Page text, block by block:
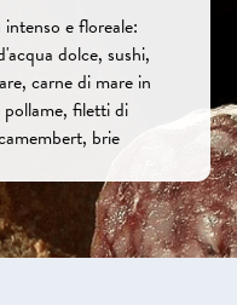
e floreale:
dolce, sushi,
carne di mare in
pollame, filetti di
brie